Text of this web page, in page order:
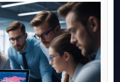
CYBERSECURITY:
UNTERNEHMEN
STEIGERN
EFFIZIENZ
UND
SICHERHEIT
BEI
DER
ABLÖSUNG
VON
ALTSYSTEMEN.